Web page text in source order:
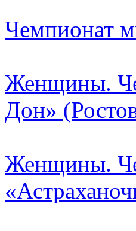
Чемпионат
Женщины.
Дон»
Женщины.